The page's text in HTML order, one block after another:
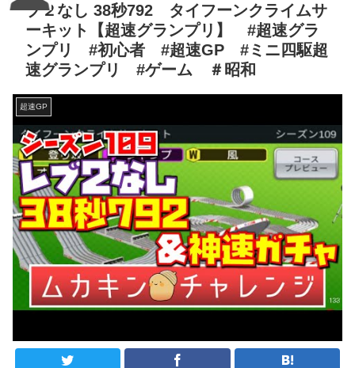
ブ２なし 38秒792 タイフーンクライムサ
ーキット【超速グランプリ】 #超速グラ
ンプリ #初心者 #超速GP #ミニ四駆超
速グランプリ #ゲーム ＃昭和
超速GP